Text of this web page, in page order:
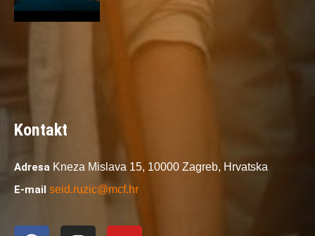
Kontakt
Adresa Kneza Mislava 15, 10000 Zagreb, Hrvatska
E-mail seid.ruzic@mcf.hr